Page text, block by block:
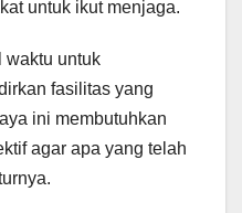
untuk ikut menjaga.
waktu untuk
fasilitas yang
ini membutuhkan
agar apa yang telah